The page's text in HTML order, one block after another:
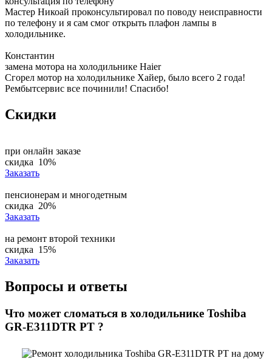
Мастер Никоай проконсультировал по поводу неисправности
по телефону и я сам смог открыть плафон лампы в
холодильнике.
Константин
замена мотора на холодильнике Haier
Сгорел мотор на холодильнике Хайер, было всего 2 года!
Рембытсервис все починили! Спасибо!
Скидки
при онлайн заказе
скидка 10%
Заказать
пенсионерам и многодетным
скидка 20%
Заказать
на ремонт второй техники
скидка 15%
Заказать
Вопросы и ответы
Что может сломаться в холодильнике Toshiba
GR-E311DTR PT ?